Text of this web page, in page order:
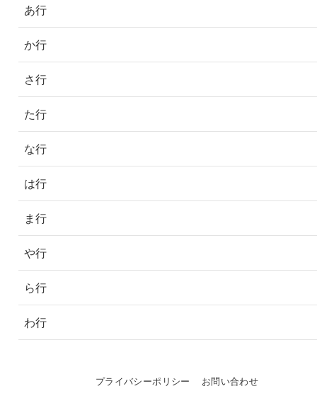
あ行
か行
さ行
た行
な行
は行
ま行
や行
ら行
わ行
プライバシーポリシー
お問い合わせ